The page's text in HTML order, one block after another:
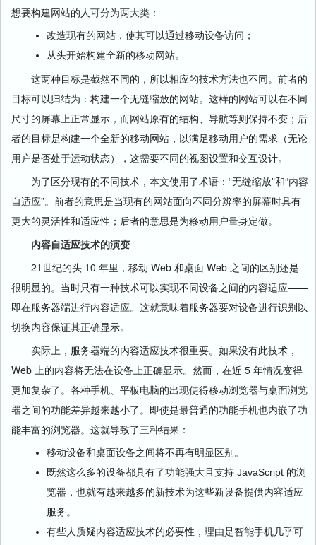
想要构建网站的人可分为两大类：
改造现有的网站，使其可以通过移动设备访问；
从头开始构建全新的移动网站。
这两种目标是截然不同的，所以相应的技术方法也不同。前者的
目标可以归结为：构建一个无缝缩放的网站。这样的网站可以在不同
尺寸的屏幕上正常显示，而网站原有的结构、导航等则保持不变；后
者的目标是构建一个全新的移动网站，以满足移动用户的需求（无论
用户是否处于运动状态），这需要不同的视图设置和交互设计。
为了区分现有的不同技术，本文使用了术语：“无缝缩放”和“内容
自适应”。前者的意思是当现有的网站面向不同分辨率的屏幕时具有
更大的灵活性和适应性；后者的意思是为移动用户量身定做。
内容自适应技术的演变
21世纪的头 10 年里，移动 Web 和桌面 Web 之间的区别还是
很明显的。当时只有一种技术可以实现不同设备之间的内容适应——
即在服务器端进行内容适应。这就意味着服务器要对设备进行识别以
切换内容保证其正确显示。
实际上，服务器端的内容适应技术很重要。如果没有此技术，
Web 上的内容将无法在设备上正确显示。然而，在近 5 年情况变得
更加复杂了。各种手机、平板电脑的出现使得移动浏览器与桌面浏览
器之间的功能差异越来越小了。即使是最普通的功能手机也内嵌了功
能丰富的浏览器。这就导致了三种结果：
移动设备和桌面设备之间将不再有明显区别。
既然这么多的设备都具有了功能强大且支持 JavaScript 的浏
览器，也就有越来越多的新技术为这些新设备提供内容适应
服务。
有些人质疑内容适应技术的必要性，理由是智能手机几乎可